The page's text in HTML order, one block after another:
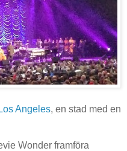
Angeles, en stad med en
Wonder framföra